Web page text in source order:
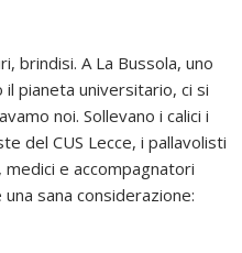
brindisi. A La Bussola, uno
pianeta universitario, ci si
noi. Sollevano i calici i
del CUS Lecce, i pallavolisti
medici e accompagnatori
sana considerazione: